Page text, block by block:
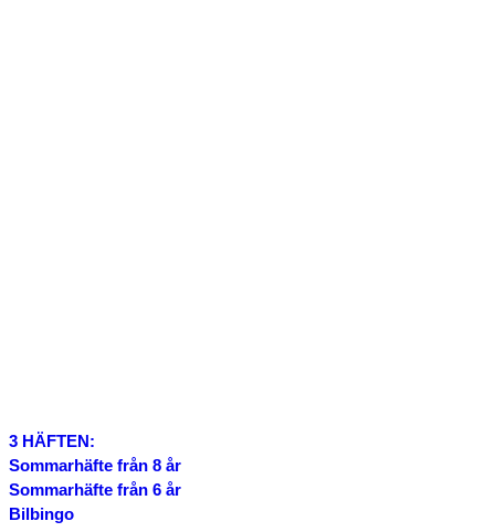
3 HÄFTEN:
Sommarhäfte från 8 år
Sommarhäfte från 6 år
Bilbingo